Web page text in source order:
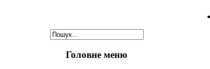
Головне меню